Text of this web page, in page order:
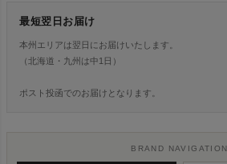
最短翌日お届け
本州エリアは翌日にお届けいたします。
（北海道・九州は中1日）
ポスト投函でのお届けとなります。
BRAND NAVIGATION